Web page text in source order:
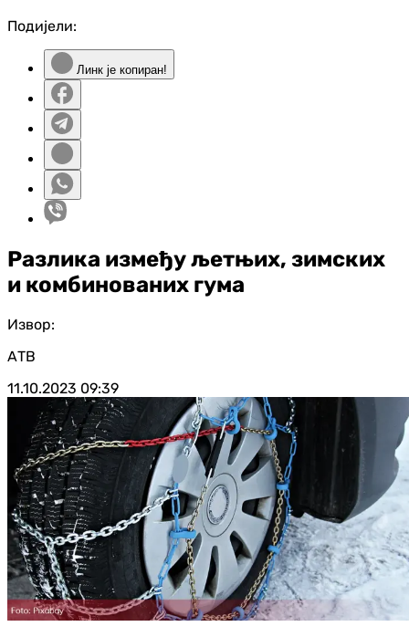
Подијели:
Линк је копиран!
Разлика између љетњих, зимских
и комбинованих гума
Извор:
АТВ
11.10.2023 09:39